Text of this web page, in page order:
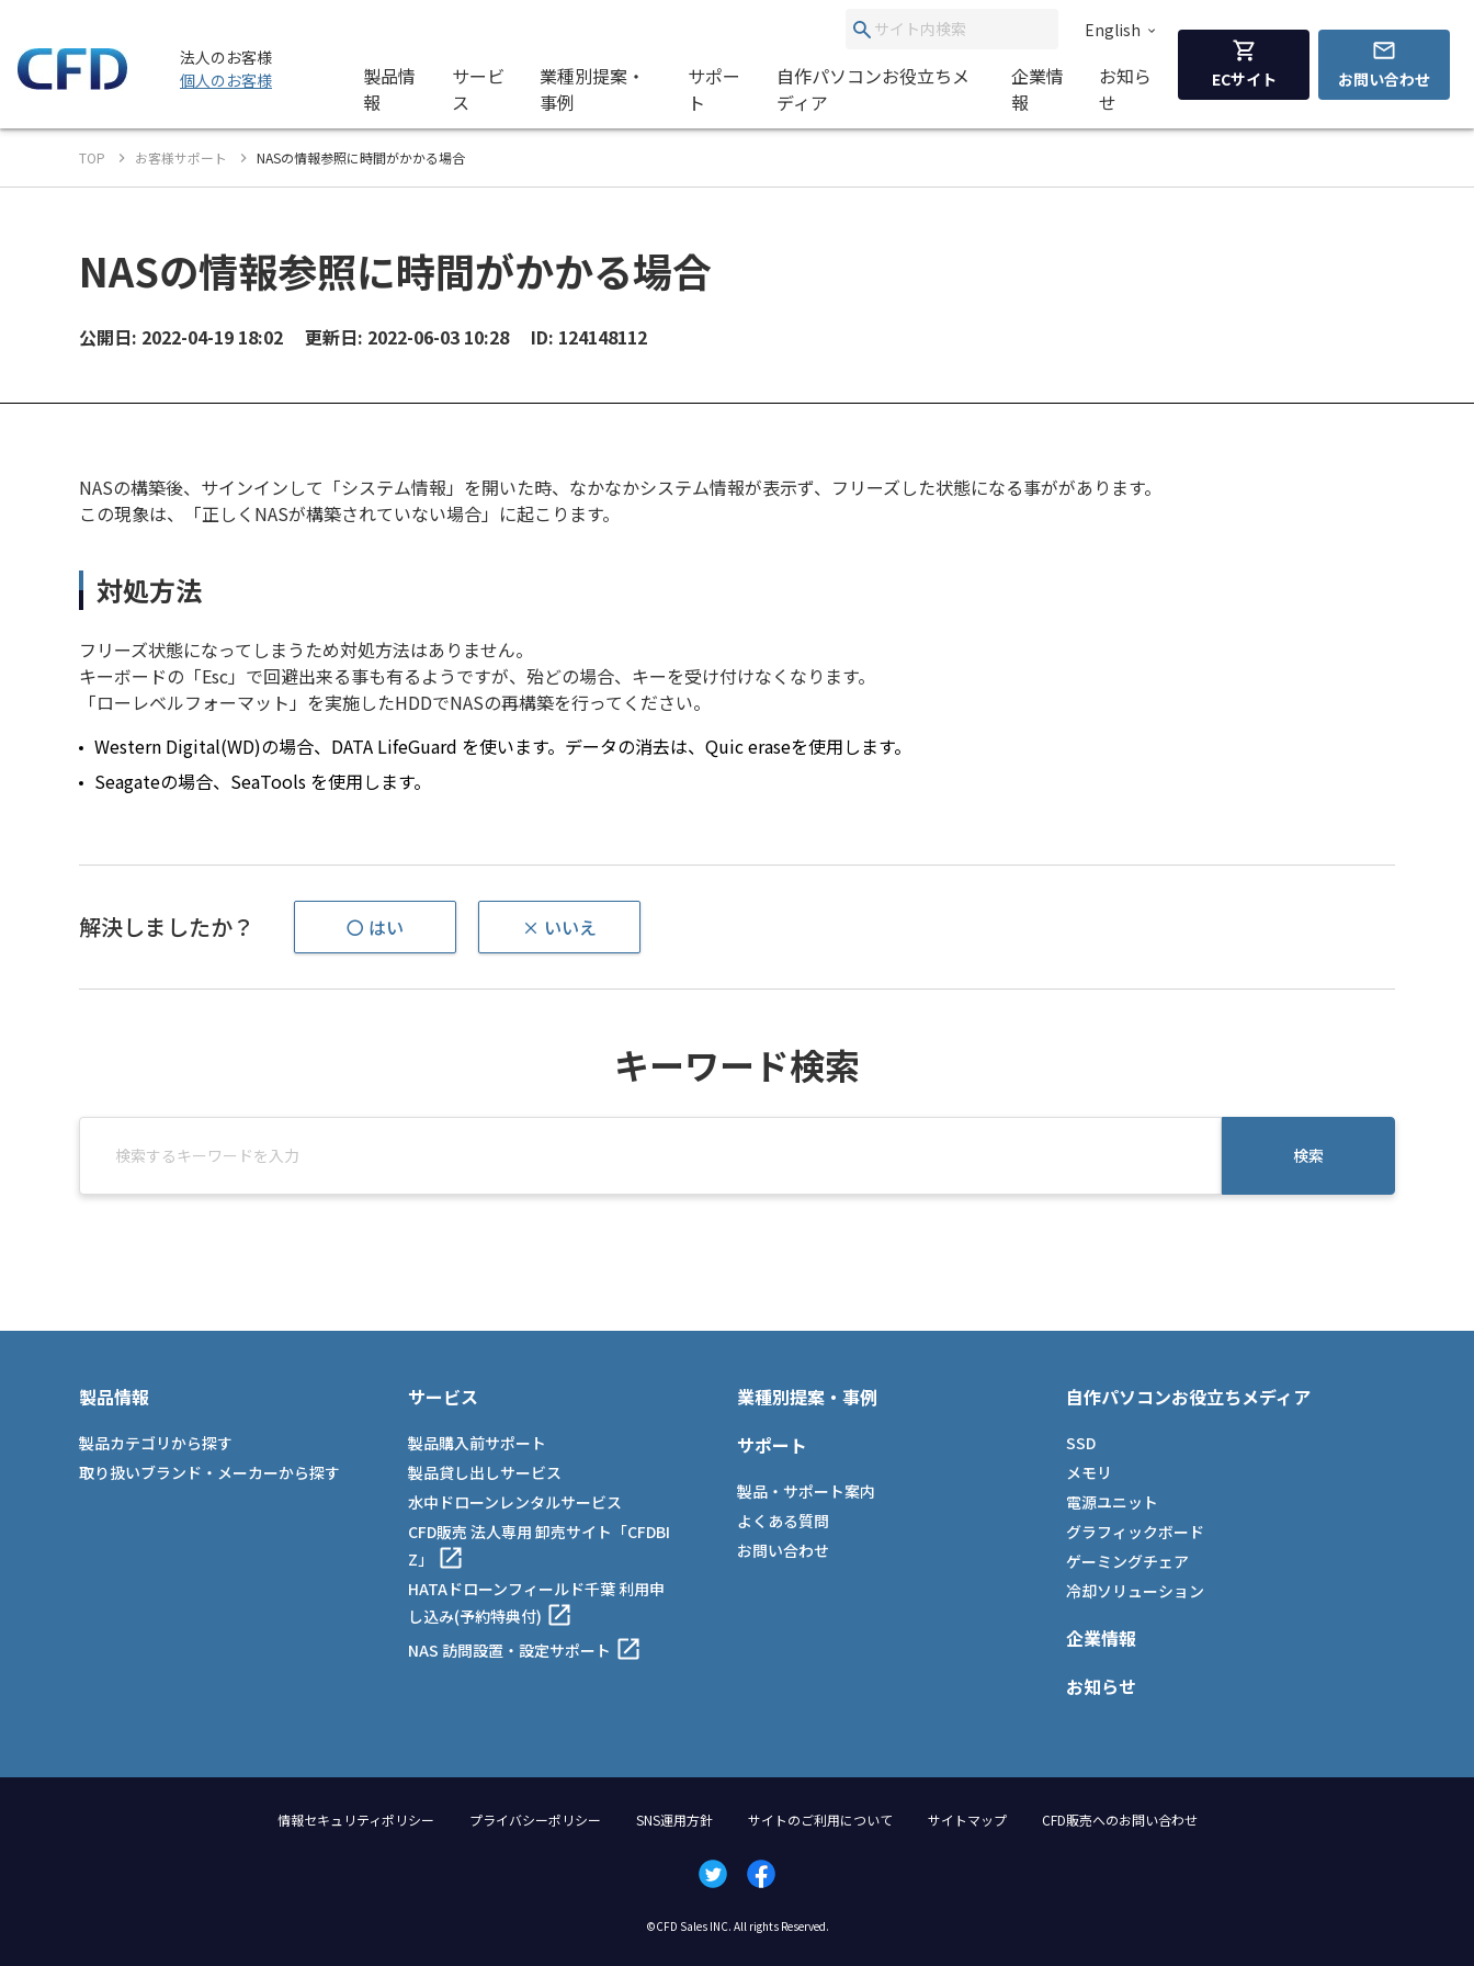
法人のお客様
個人のお客様
English
製品情
報
サービ
ス
業種別提案・
事例
サポー
ト
自作パソコンお役立ちメ
ディア
企業情
報
お知ら
せ
ECサイト お問い合わせ
TOP お客様サポート NASの情報参照に時間がかかる場合
NASの情報参照に時間がかかる場合
公開日: 2022-04-19 18:02 更新日: 2022-06-03 10:28 ID: 124148112
NASの構築後、サインインして「システム情報」を開いた時、なかなかシステム情報が表示ず、フリーズした状態になる事ががあります。
この現象は、「正しくNASが構築されていない場合」に起こります。
対処方法
フリーズ状態になってしまうため対処方法はありません。
キーボードの「Esc」で回避出来る事も有るようですが、殆どの場合、キーを受け付けなくなります。
「ローレベルフォーマット」を実施したHDDでNASの再構築を行ってください。
Western Digital(WD)の場合、DATA LifeGuard を使います。データの消去は、Quic eraseを使用します。
Seagateの場合、SeaTools を使用します。
解決しましたか？ 〇 はい × いいえ
キーワード検索
検索
製品情報
製品カテゴリから探す
取り扱いブランド・メーカーから探す
サービス
製品購入前サポート
製品貸し出しサービス
水中ドローンレンタルサービス
CFD販売 法人専用 卸売サイト「CFDBI
Z」
HATAドローンフィールド千葉 利用申
し込み(予約特典付)
NAS 訪問設置・設定サポート
業種別提案・事例
サポート
製品・サポート案内
よくある質問
お問い合わせ
自作パソコンお役立ちメディア
SSD
メモリ
電源ユニット
グラフィックボード
ゲーミングチェア
冷却ソリューション
企業情報
お知らせ
情報セキュリティポリシー プライバシーポリシー SNS運用方針 サイトのご利用について サイトマップ CFD販売へのお問い合わせ
©CFD Sales INC. All rights Reserved.